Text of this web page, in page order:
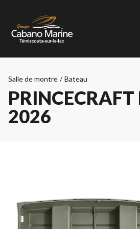
Salle de montre / Bateau
PRINCECRAFT
2026